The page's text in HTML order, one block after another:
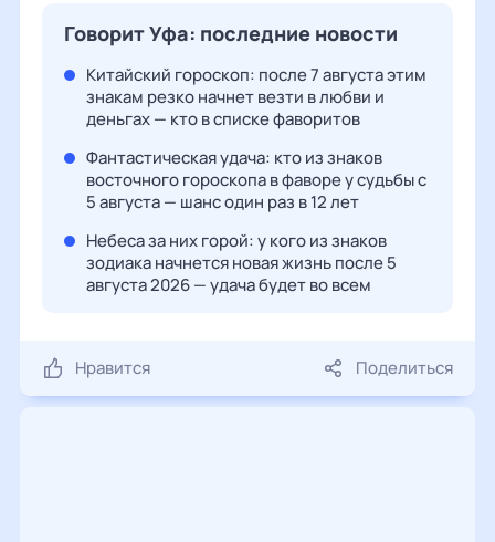
Говорит Уфа: последние новости
Китайский гороскоп: после 7 августа этим
знакам резко начнет везти в любви и
деньгах — кто в списке фаворитов
Фантастическая удача: кто из знаков
восточного гороскопа в фаворе у судьбы с
5 августа — шанс один раз в 12 лет
Небеса за них горой: у кого из знаков
зодиака начнется новая жизнь после 5
августа 2026 — удача будет во всем
Нравится Поделиться